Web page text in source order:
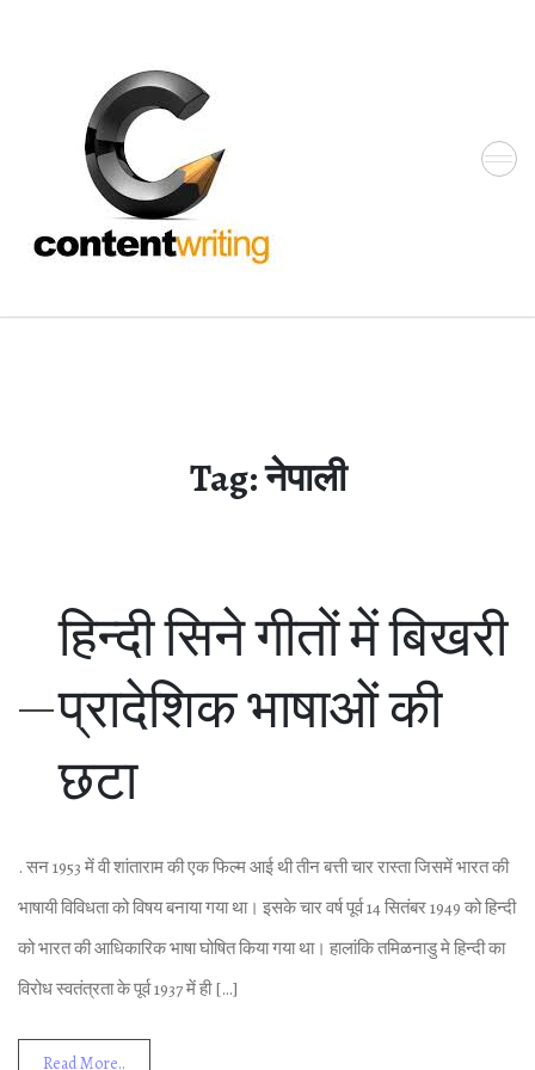
Tag:नेपाली
हिन्‍दी सिने गीतों में बिखरी
प्रादेशिक भाषाओं की
छटा
. सन 1953 में वी शांताराम की एक फिल्‍म आई थी तीन बत्ती चार रास्‍ता जिसमें भारत की
भाषायी विविधता को विषय बनाया गया था। इसके चार वर्ष पूर्व 14 सितंबर 1949 को हिन्‍दी
को भारत की आधिकारिक भाषा घोषित किया गया था। हालांकि तमिळनाडु मे हिन्‍दी का
विरोध स्‍वतंत्रता के पूर्व 1937 में ही […]
Read More..